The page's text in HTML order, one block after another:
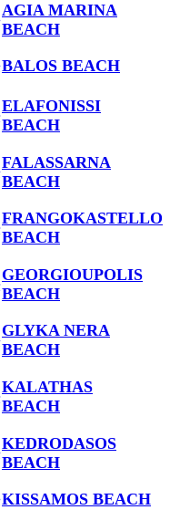
AGIA MARINA
BEACH
BALOS BEACH
ELAFONISSI
BEACH
FALASSARNA
BEACH
FRANGOKASTELLO
BEACH
GEORGIOUPOLIS
BEACH
GLYKA NERA
BEACH
KALATHAS
BEACH
KEDRODASOS
BEACH
KISSAMOS BEACH